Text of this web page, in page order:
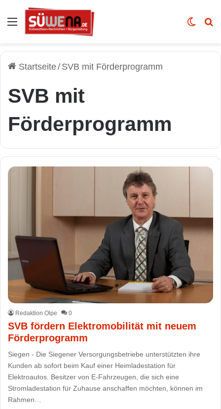
Auswahl Skin
Startseite/ SVB mit Förderprogramm
SVB mit
Förderprogramm
Redaktion Olpe 0
SVB fördern Elektromobilität mit neuem
Förderprogramm
Siegen - Die Siegener Versorgungsbetriebe unterstützten ihre
Kunden ab sofort beim Kauf einer Heimladestation für
Elektroautos. Besitzer von E-Fahrzeugen, die sich eine
Stromladestation für Zuhause anschaffen möchten, können im
Rahmen…